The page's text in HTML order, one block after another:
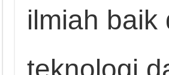
ilmiah baik